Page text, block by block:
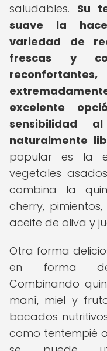
saludables. Su
suave la
variedad de
frescas y
excelente
sensibilidad
naturalmente
popular es la
vegetales
combina la
cherry,
aceite de oliva y
Otra forma
en forma de
Combinando
maní, miel y
bocados
como tentempié